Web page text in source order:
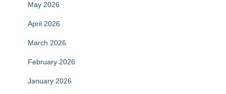
May 2026
April 2026
March 2026
February 2026
January 2026